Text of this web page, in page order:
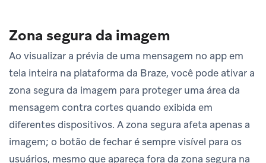
Zona segura da imagem
Ao visualizar a prévia de uma mensagem no app em
tela inteira na plataforma da Braze, você pode ativar a
zona segura da imagem para proteger uma área da
mensagem contra cortes quando exibida em
diferentes dispositivos. A zona segura afeta apenas a
imagem; o botão de fechar é sempre visível para os
usuários, mesmo que apareça fora da zona segura na